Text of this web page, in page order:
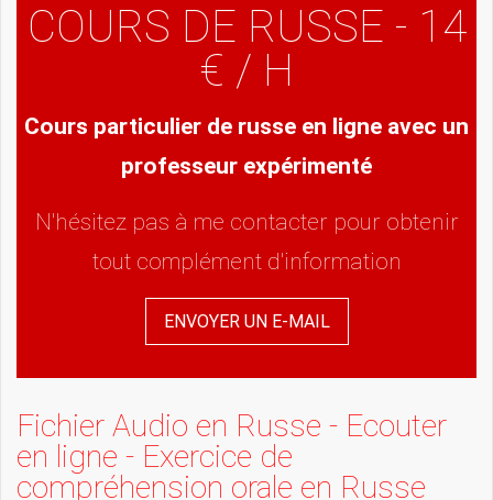
COURS DE RUSSE - 14
€ / H
Cours particulier de russe en ligne avec un
professeur expérimenté
N'hésitez pas à me contacter pour obtenir
tout complément d'information
ENVOYER UN E-MAIL
Fichier Audio en Russe - Ecouter
en ligne - Exercice de
compréhension orale en Russe